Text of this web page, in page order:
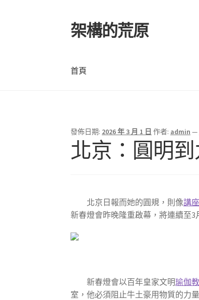
跳
至
覽
列
跳
至
要
內
架構的荒原
首頁
發佈日期: 2026 年 3 月 1 日 作者: admin —
北京：圓明
北京日報而她的圓規，則像講
新春燈會昨晚隆重啟幕，將連續至3
新春燈會以百年皇家文明瑜伽
室，他必須阻止牛土豪用物質的力